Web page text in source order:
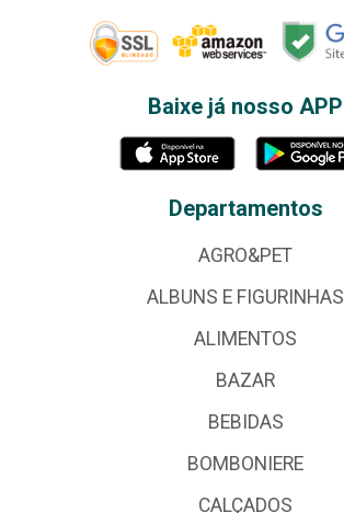
Baixe já nosso APP
Departamentos
AGRO&PET
ALBUNS E FIGURINHAS
ALIMENTOS
BAZAR
BEBIDAS
BOMBONIERE
CALÇADOS